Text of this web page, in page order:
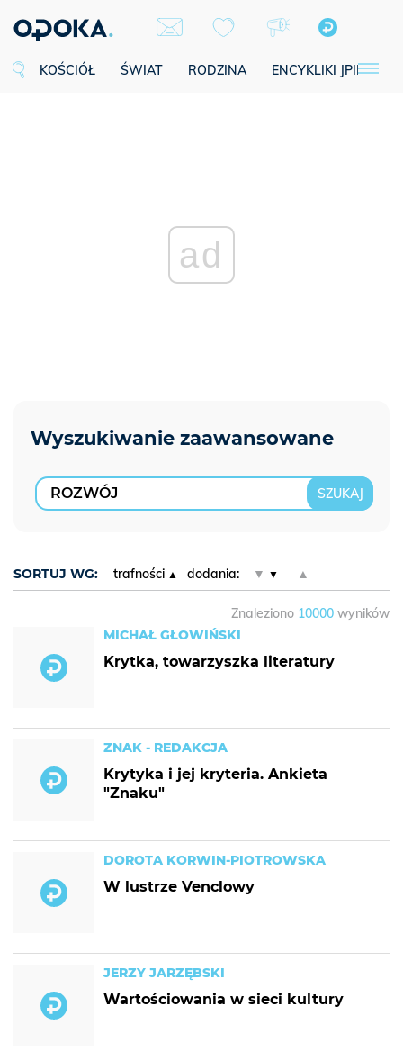
KOŚCIÓŁ ŚWIAT RODZINA ENCYKLIKI JPII
ad
SORTUJ WG: trafności dodania: ▼ ▲
Znaleziono 10000 wyników
MICHAŁ GŁOWIŃSKI
Krytka, towarzyszka literatury
ZNAK - REDAKCJA
Krytyka i jej kryteria. Ankieta
"Znaku"
DOROTA KORWIN-PIOTROWSKA
W lustrze Venclowy
JERZY JARZĘBSKI
Wartościowania w sieci kultury